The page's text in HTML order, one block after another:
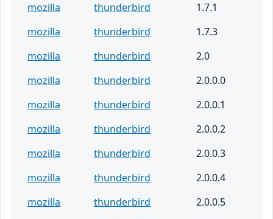
mozilla
thunderbird
1.7.1
mozilla
thunderbird
1.7.3
mozilla
thunderbird
2.0
mozilla
thunderbird
2.0.0.0
mozilla
thunderbird
2.0.0.1
mozilla
thunderbird
2.0.0.2
mozilla
thunderbird
2.0.0.3
mozilla
thunderbird
2.0.0.4
mozilla
thunderbird
2.0.0.5